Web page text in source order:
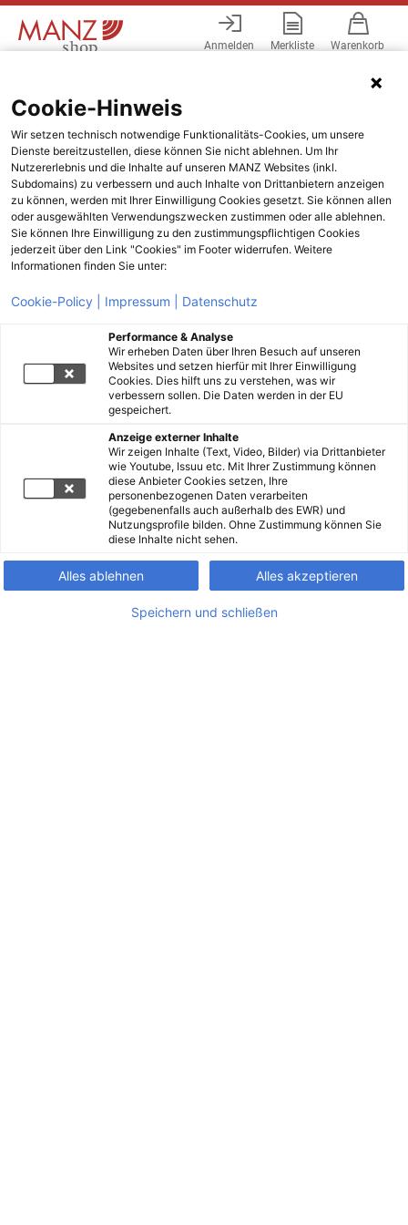
Anmelden Merkliste Warenkorb
Cookie-Hinweis
Wir setzen technisch notwendige Funktionalitäts-Cookies, um unsere
Dienste bereitzustellen, diese können Sie nicht ablehnen. Um Ihr
Nutzererlebnis und die Inhalte auf unseren MANZ Websites (inkl.
Subdomains) zu verbessern und auch Inhalte von Drittanbietern anzeigen
zu können, werden mit Ihrer Einwilligung Cookies gesetzt. Sie können allen
oder ausgewählten Verwendungszwecken zustimmen oder alle ablehnen.
Sie können Ihre Einwilligung zu den zustimmungspflichtigen Cookies
jederzeit über den Link "Cookies" im Footer widerrufen. Weitere
Informationen finden Sie unter:
Cookie-Policy | Impressum | Datenschutz
Performance & Analyse
Wir erheben Daten über Ihren Besuch auf unseren
Websites und setzen hierfür mit Ihrer Einwilligung
Cookies. Dies hilft uns zu verstehen, was wir
verbessern sollen. Die Daten werden in der EU
gespeichert.
Anzeige externer Inhalte
Wir zeigen Inhalte (Text, Video, Bilder) via Drittanbieter
wie Youtube, Issuu etc. Mit Ihrer Zustimmung können
diese Anbieter Cookies setzen, Ihre
personenbezogenen Daten verarbeiten
(gegebenenfalls auch außerhalb des EWR) und
Nutzungsprofile bilden. Ohne Zustimmung können Sie
diese Inhalte nicht sehen.
Alles ablehnen Alles akzeptieren
Speichern und schließen